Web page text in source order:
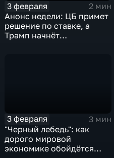
3 февраля
2 мин
Анонс недели: ЦБ примет
решение по ставке, а
Трамп начнёт
3 февраля
3 мин
"Черный лебедь": как
дорого мировой
экономике обойдётся